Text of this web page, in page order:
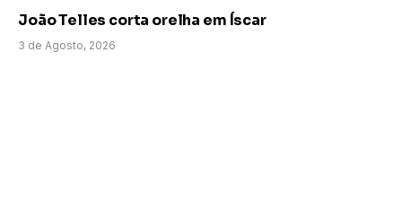
João Telles corta orelha em Íscar
3 de Agosto, 2026